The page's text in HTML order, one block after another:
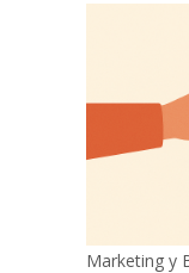
Marketing y